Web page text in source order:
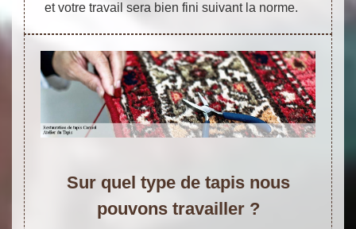
et votre travail sera bien fini suivant la norme.
Sur quel type de tapis nous
pouvons travailler ?